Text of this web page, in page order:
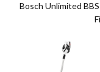
Bosch Unlimited